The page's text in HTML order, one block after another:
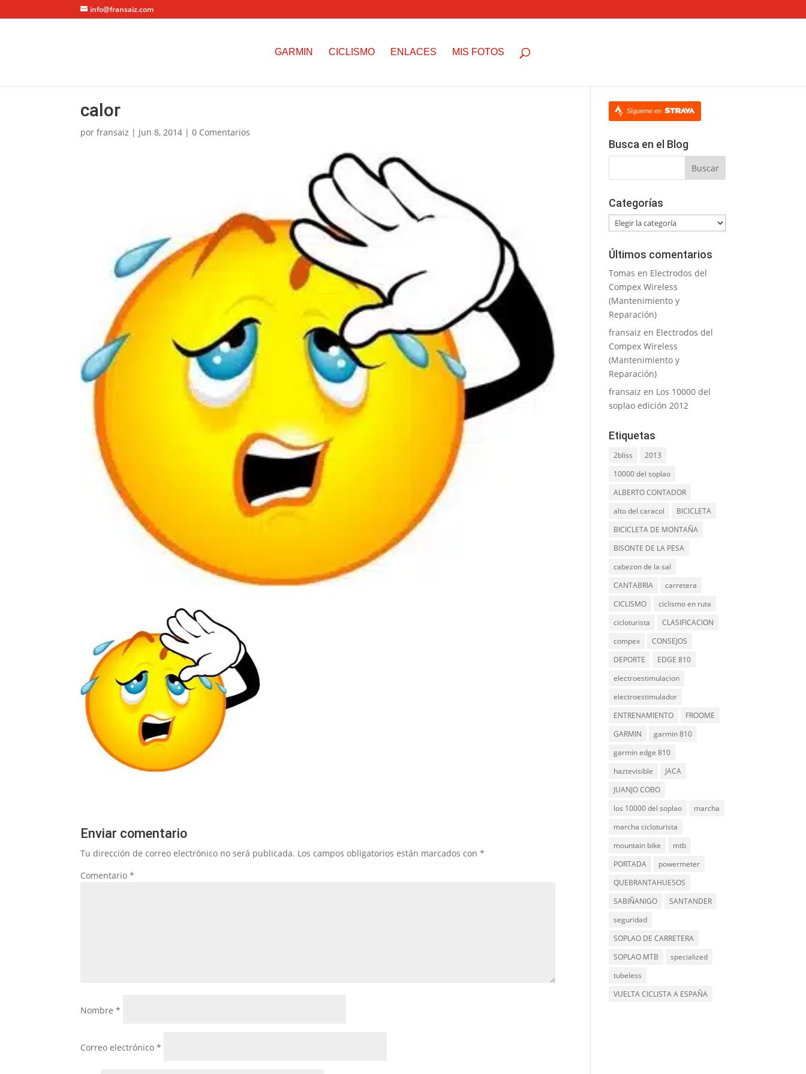
info@fransaiz.com
GARMIN CICLISMO ENLACES MIS FOTOS
calor
porfransaiz | Jun 8, 2014 |0 Comentarios
Enviar comentario
Tu dirección de correo electrónico no será publicada. Los campos obligatorios están marcados con*
Comentario*
Nombre*
Correo electrónico*
Sígueme en
Busca en el Blog
Categorías
Categorías
Últimos comentarios
Tomas en Electrodos del
Compex Wireless
(Mantenimiento y
Reparación)
fransaiz en Electrodos del
Compex Wireless
(Mantenimiento y
Reparación)
fransaiz en Los 10000 del
soplao edición 2012
Etiquetas
2bliss
2013
10000 del soplao
ALBERTO CONTADOR
alto del caracol
BICICLETA
BICICLETA DE MONTAÑA
BISONTE DE LA PESA
cabezon de la sal
CANTABRIA
carretera
CICLISMO
ciclismo en ruta
cicloturista
CLASIFICACION
compex
CONSEJOS
DEPORTE
EDGE 810
electroestimulacion
electroestimulador
ENTRENAMIENTO
FROOME
GARMIN
garmin 810
garmin edge 810
haztevisible
JACA
JUANJO COBO
los 10000 del soplao
marcha
marcha cicloturista
mountain bike
mtb
PORTADA
powermeter
QUEBRANTAHUESOS
SABIÑANIGO
SANTANDER
seguridad
SOPLAO DE CARRETERA
SOPLAO MTB
specialized
tubeless
VUELTA CICLISTA A ESPAÑA